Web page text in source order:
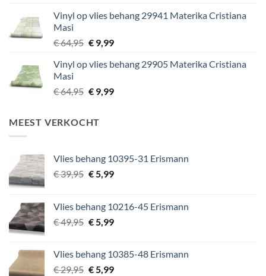
was:
is:
Vinyl op vlies behang 29941 Materika Cristiana
Masi
€64,95 Oorspronkelijke
was:
€9,99Huidige
is:
Vinyl op vlies behang 29905 Materika Cristiana
Masi
€64,95 Oorspronkelijke
€ 64,95.
€9,99Huidige
MEEST VERKOCHT
Vlies behang 10395-31 Erismann
€39,95 Oorspronkelijke
€ 39,95.
€5,99Huidige
€ 5,99.
Vlies behang 10216-45 Erismann
€49,95 Oorspronkelijke
€ 49,95.
€5,99Huidige
€ 5,99.
Vlies behang 10385-48 Erismann
€29,95 Oorspronkelijke
€5,99Huidige